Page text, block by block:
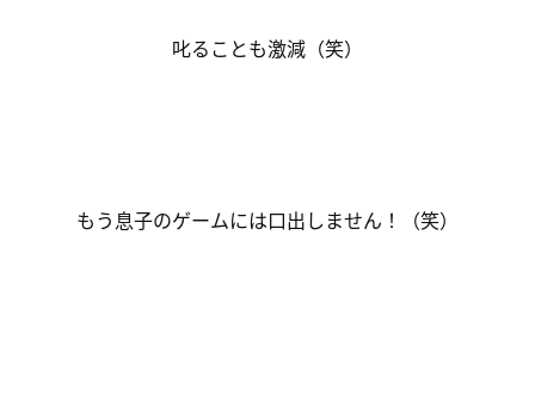
叱ることも激減（笑）
もう息子のゲームには口出しません！（笑）